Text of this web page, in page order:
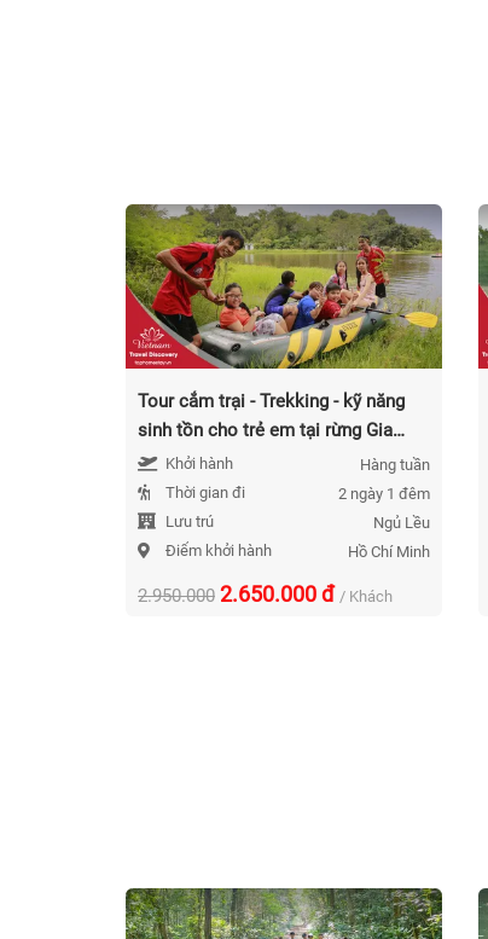
Tour cắm trại - Trekking - kỹ năng
sinh tồn cho trẻ em tại rừng Gia
Canh 2 Ngày 1 Đêm Năm 2026
Khởi hành
Hàng tuần
Thời gian đi
2 ngày 1 đêm
Lưu trú
Ngủ Lều
Điểm khởi hành
Hồ Chí Minh
2.950.000 2.650.000đ / Khách